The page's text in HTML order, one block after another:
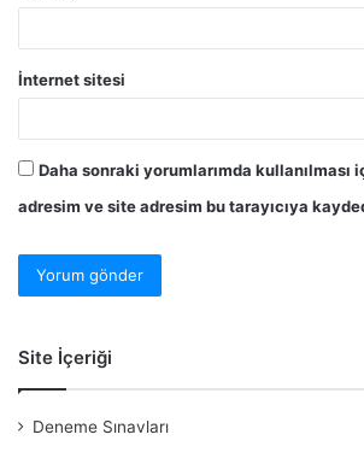
İnternet sitesi
Daha sonraki yorumlarımda kullanılması
adresim ve site adresim bu tarayıcıya
Site İçeriği
Deneme Sınavları